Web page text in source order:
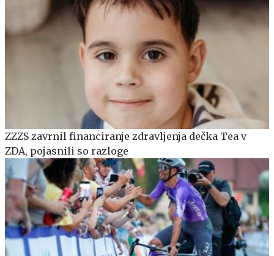
ZZZS zavrnil financiranje zdravljenja dečka Tea v
ZDA, pojasnili so razloge